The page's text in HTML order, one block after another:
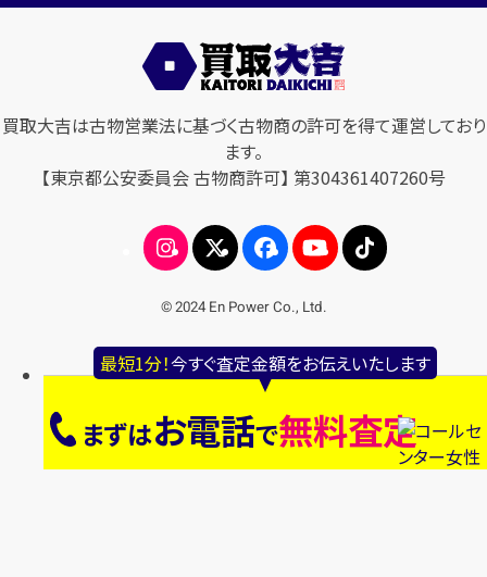
最短1分！今すぐ査定金額をお伝えいたします
まずはお電話で無料査定
買取大吉は古物営業法に基づく古物商の許可を得て運営しており
ます。
【東京都公安委員会 古物商許可】 第304361407260号
© 2024 En Power Co., Ltd.